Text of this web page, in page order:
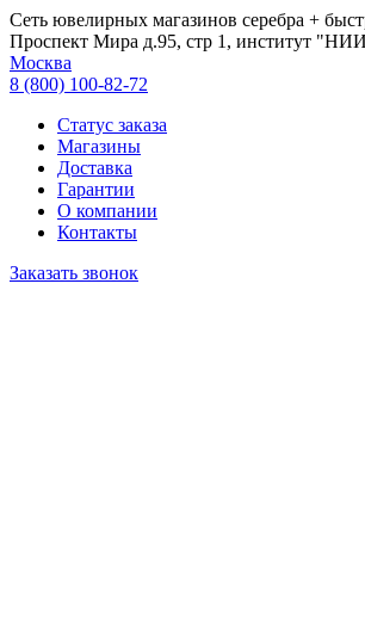
Сеть ювелирных магазинов серебра +
Проспект Мира д.95, стр 1, институт
Москва
8 (800) 100-82-72
Статус заказа
Магазины
Доставка
Гарантии
О компании
Контакты
Заказать звонок